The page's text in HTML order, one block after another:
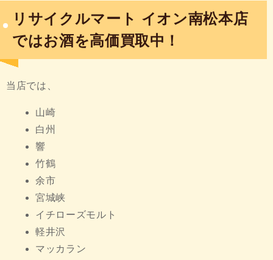
リサイクルマート イオン南松本店
ではお酒を高価買取中！
当店では、
山崎
白州
響
竹鶴
余市
宮城峡
イチローズモルト
軽井沢
マッカラン